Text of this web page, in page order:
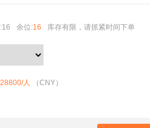
余位:16 库存有限，请抓紧时间下单
28800/人 （CNY）